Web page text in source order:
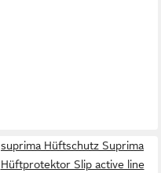
suprima Hüftschutz Suprima
Hüftprotektor Slip active line